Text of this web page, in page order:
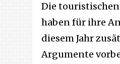
Die
haben für ihre
diesem Jahr
Argumente